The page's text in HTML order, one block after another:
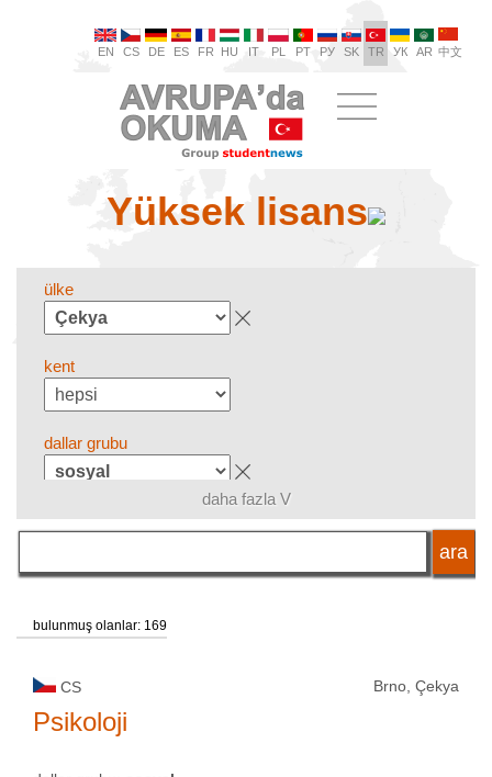
EN CS DE ES FR HU IT PL PT РУ SK TR УК AR 中文
Yüksek lisans
ülke
kent
dallar grubu
dil
daha fazla V
bulunmuş olanlar: 169
CS Brno, Çekya
Psikoloji